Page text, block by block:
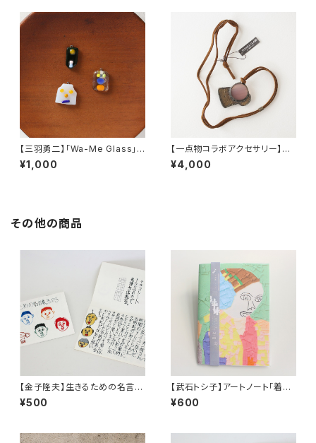
【三羽勇二】「Wa-Me Glass」ワ
ーミーお顔パーツC
¥1,000
【一点物コラボアクセサリー】長
谷川昌彦×POCKENI／革ひも
ネックレス［N］
¥4,000
その他の商品
【金子隆夫】生きるための名言
集。その３
¥500
【武石トシ子】アートノート「着物
の女性（横顔）」
¥600